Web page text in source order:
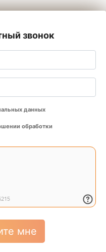
звонок
данных
обработки
мне